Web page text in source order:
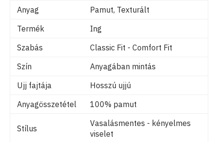
Anyag
Pamut, Texturált
Termék
Ing
Szabás
Classic Fit - Comfort Fit
Szín
Anyagában mintás
Ujj fajtája
Hosszú ujjú
Anyagösszetétel
100% pamut
Stílus
Vasalásmentes - kényelmes
viselet